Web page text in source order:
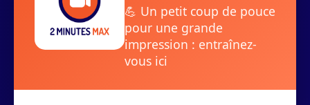
💪 Un petit coup de pouce
pour une grande
impression : entraînez-
vous ici